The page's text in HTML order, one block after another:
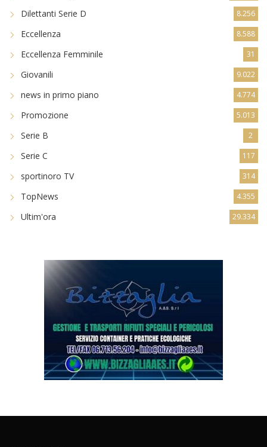
Dilettanti Serie D 8.256
Eccellenza 8.588
Eccellenza Femminile 31
Giovanili 9.022
news in primo piano 4.774
Promozione 5.013
Serie B 2
Serie C 117
sportinoro TV 314
TopNews 4.355
Ultim'ora 29.334